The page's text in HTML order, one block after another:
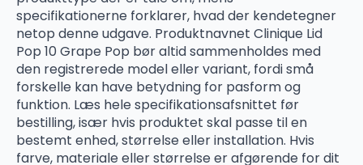
specifikationerne forklarer, hvad der kendetegner
netop denne udgave. Produktnavnet Clinique Lid
Pop 10 Grape Pop bør altid sammenholdes med
den registrerede model eller variant, fordi små
forskelle kan have betydning for pasform og
funktion. Læs hele specifikationsafsnittet før
bestilling, især hvis produktet skal passe til en
bestemt enhed, størrelse eller installation. Hvis
farve, materiale eller størrelse er afgørende for dit